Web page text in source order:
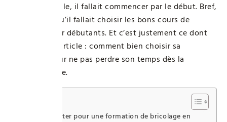
étagère bancale, il fallait commencer par le début. Bref,
j’ai compris qu’il fallait choisir les bons cours de
bricolage pour débutants. Et c’est justement ce dont
va parler cet article : comment bien choisir sa
formation pour ne pas perdre son temps dès la
première étape.
Pourquoi opter pour une formation de bricolage en